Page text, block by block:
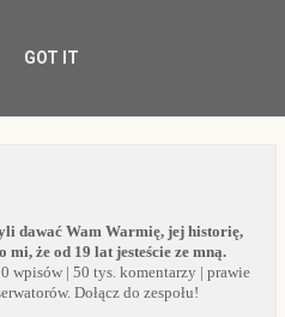
WARMII
dawać Wam Warmię, jej historię,
że od 19 lat jesteście ze mną.
wpisów | 50 tys. komentarzy | prawie
Dołącz do zespołu!
GOT IT